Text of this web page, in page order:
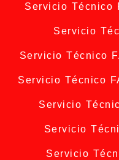
Servicio Técnico
Servicio
Servicio Técnico
Servicio Técnico
Servicio
Servicio
Servicio